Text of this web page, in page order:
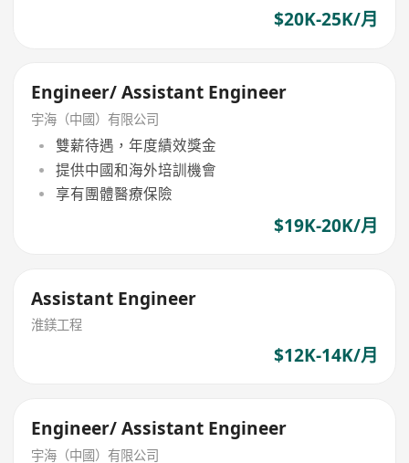
$20K-25K/月
Engineer/ Assistant Engineer
宇海（中國）有限公司
雙薪待遇，年度績效獎金
提供中國和海外培訓機會
享有團體醫療保險
$19K-20K/月
Assistant Engineer
淮鎂工程
$12K-14K/月
Engineer/ Assistant Engineer
宇海（中國）有限公司